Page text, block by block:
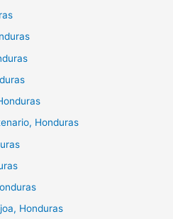
Honduras
Honduras